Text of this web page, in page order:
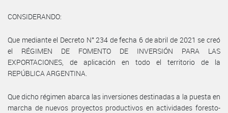
CONSIDERANDO:
Que mediante el Decreto N° 234 de fecha 6 de abril de 2021 se creó
el RÉGIMEN DE FOMENTO DE INVERSIÓN PARA LAS
EXPORTACIONES, de aplicación en todo el territorio de la
REPÚBLICA ARGENTINA.
Que dicho régimen abarca las inversiones destinadas a la puesta en
marcha de nuevos proyectos productivos en actividades foresto-